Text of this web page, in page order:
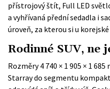
přístrojový štít, Full LED
a vyhřívaná přední sedadla i
úroveň, za kterou si u
Rodinné SUV, ne
Rozměry 4 740 × 1 905 × 1
Starray do segmentu